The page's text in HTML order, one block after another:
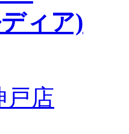
ィア)
戸店